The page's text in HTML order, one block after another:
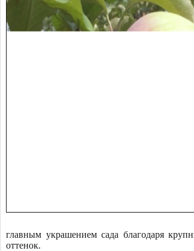
главным украшением сада благодаря
оттенок.